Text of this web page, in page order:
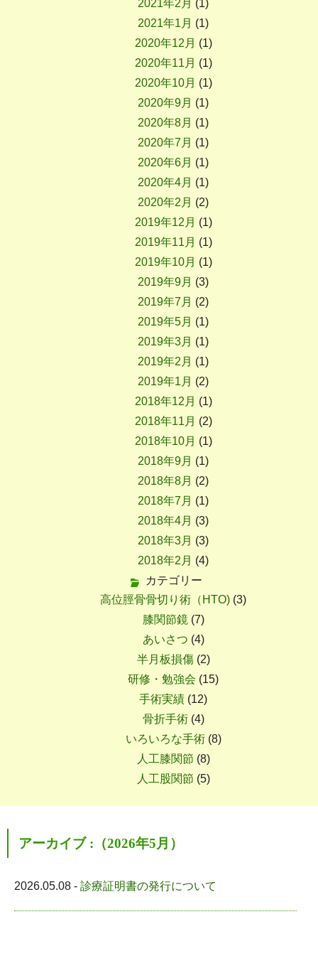
2021年2月 (1)
2021年1月 (1)
2020年12月 (1)
2020年11月 (1)
2020年10月 (1)
2020年9月 (1)
2020年8月 (1)
2020年7月 (1)
2020年6月 (1)
2020年4月 (1)
2020年2月 (2)
2019年12月 (1)
2019年11月 (1)
2019年10月 (1)
2019年9月 (3)
2019年7月 (2)
2019年5月 (1)
2019年3月 (1)
2019年2月 (1)
2019年1月 (2)
2018年12月 (1)
2018年11月 (2)
2018年10月 (1)
2018年9月 (1)
2018年8月 (2)
2018年7月 (1)
2018年4月 (3)
2018年3月 (3)
2018年2月 (4)
カテゴリー
高位脛骨骨切り術（HTO) (3)
膝関節鏡(7)
あいさつ (4)
半月板損傷(2)
研修・勉強会 (15)
手術実績 (12)
骨折手術(4)
いろいろな手術(8)
人工膝関節 (8)
人工股関節 (5)
アーカイブ :（2026年5月）
2026.05.08 - 診療証明書の発行について